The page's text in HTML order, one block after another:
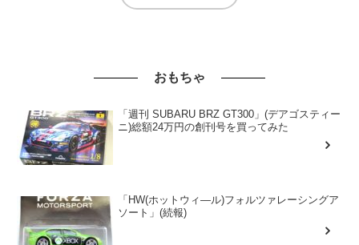
おもちゃ
「週刊 SUBARU BRZ GT300」(デアゴスティー
ニ)総額24万円の創刊号を買ってみた
「HW(ホットウィ―ル)フォルツァレーシングア
ソート」(続報)